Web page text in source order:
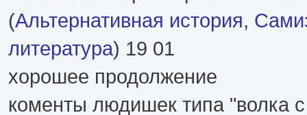
(Альтернативная история,
литература) 19 01
хорошее продолжение
коменты людишек типа "волка